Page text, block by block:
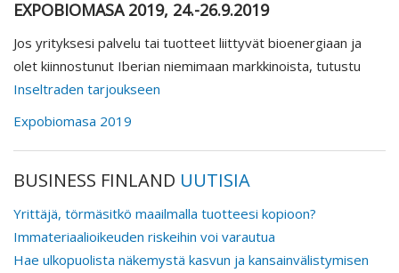
EXPOBIOMASA 2019, 24.-26.9.2019
Jos yrityksesi palvelu tai tuotteet liittyvät bioenergiaan ja
olet kiinnostunut Iberian niemimaan markkinoista, tutustu
Inseltraden tarjoukseen
Expobiomasa 2019
BUSINESS FINLAND UUTISIA
Yrittäjä, törmäsitkö maailmalla tuotteesi kopioon?
Immateriaalioikeuden riskeihin voi varautua
Hae ulkopuolista näkemystä kasvun ja kansainvälistymisen